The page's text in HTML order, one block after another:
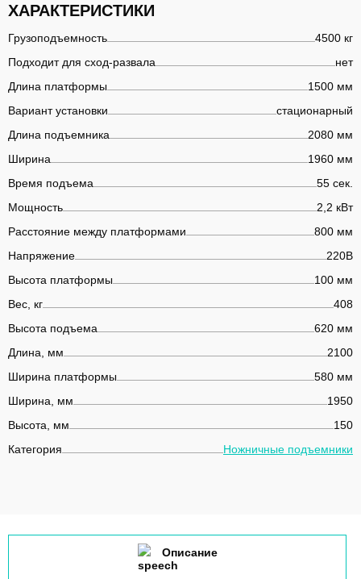
ХАРАКТЕРИСТИКИ
Грузоподъемность
4500 кг
Подходит для сход-развала
нет
Длина платформы
1500 мм
Вариант установки
стационарный
Длина подъемника
2080 мм
Ширина
1960 мм
Время подъема
55 сек.
Мощность
2,2 кВт
Расстояние между платформами
800 мм
Напряжение
220В
Высота платформы
100 мм
Вес, кг
408
Высота подъема
620 мм
Длина, мм
2100
Ширина платформы
580 мм
Ширина, мм
1950
Высота, мм
150
Категория
Ножничные подъемники
Описание